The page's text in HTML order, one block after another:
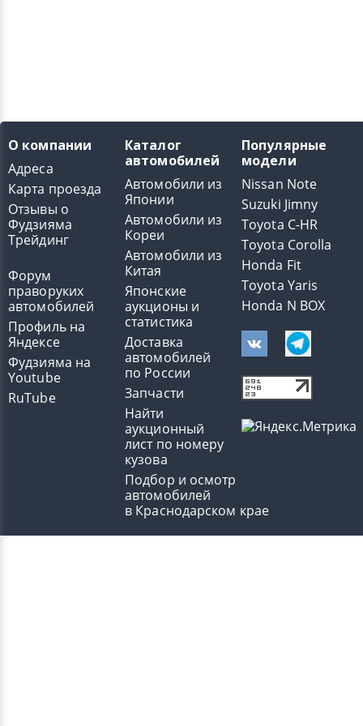
О компании
Адреса
Карта проезда
Отзывы о
Фудзияма
Трейдинг
Форум
праворуких
автомобилей
Профиль на
Яндексе
Фудзияма на
Youtube
RuTube
Каталог
автомобилей
Автомобили из
Японии
Автомобили из
Кореи
Автомобили из
Китая
Японские
аукционы и
статистика
Доставка
автомобилей
по России
Запчасти
Найти
аукционный
лист по номеру
кузова
Подбор и осмотр
автомобилей
в Краснодарском крае
Популярные
модели
Nissan Note
Suzuki Jimny
Toyota C-HR
Toyota Corolla
Honda Fit
Toyota Yaris
Honda N BOX